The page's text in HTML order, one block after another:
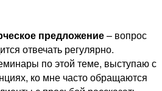
предложение– вопрос
отвечать регулярно.
по этой теме, выступаю с
ко мне часто обращаются